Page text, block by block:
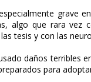
grave
algo que rara vez
tesis y con las
daños terribles
para